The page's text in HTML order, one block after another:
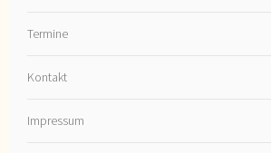
Termine
Kontakt
Impressum